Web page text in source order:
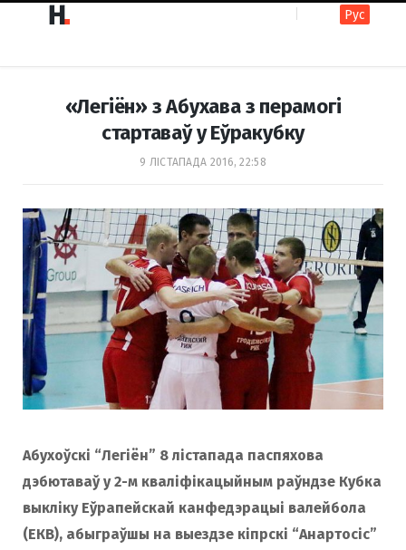
a
e
b
o
k
n
t
a
a
Рус
«Легіён» з Абухава з перамогі
стартаваў у Еўракубку
9 ЛІСТАПАДА 2016, 22:58
Абухоўскі “Легіён” 8 лістапада паспяхова
дэбютаваў у 2-м кваліфікацыйным раўндзе Кубка
выкліку Еўрапейскай канфедэрацыі валейбола
(ЕКВ), абыграўшы на выездзе кіпрскі “Анартосіс”